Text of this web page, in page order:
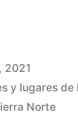
2021
y lugares de
Norte